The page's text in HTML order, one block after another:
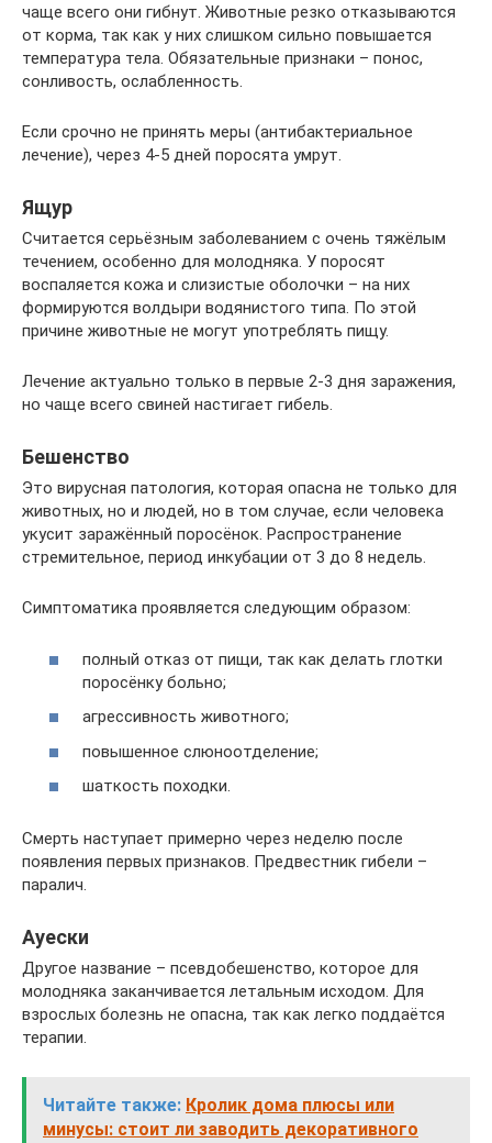
чаще всего они гибнут. Животные резко отказываются
от корма, так как у них слишком сильно повышается
температура тела. Обязательные признаки – понос,
сонливость, ослабленность.
Если срочно не принять меры (антибактериальное
лечение), через 4-5 дней поросята умрут.
Ящур
Считается серьёзным заболеванием с очень тяжёлым
течением, особенно для молодняка. У поросят
воспаляется кожа и слизистые оболочки – на них
формируются волдыри водянистого типа. По этой
причине животные не могут употреблять пищу.
Лечение актуально только в первые 2-3 дня заражения,
но чаще всего свиней настигает гибель.
Бешенство
Это вирусная патология, которая опасна не только для
животных, но и людей, но в том случае, если человека
укусит заражённый поросёнок. Распространение
стремительное, период инкубации от 3 до 8 недель.
Симптоматика проявляется следующим образом:
полный отказ от пищи, так как делать глотки
поросёнку больно;
агрессивность животного;
повышенное слюноотделение;
шаткость походки.
Смерть наступает примерно через неделю после
появления первых признаков. Предвестник гибели –
паралич.
Ауески
Другое название – псевдобешенство, которое для
молодняка заканчивается летальным исходом. Для
взрослых болезнь не опасна, так как легко поддаётся
терапии.
Читайте также: Кролик дома плюсы или
минусы: стоит ли заводить декоративного